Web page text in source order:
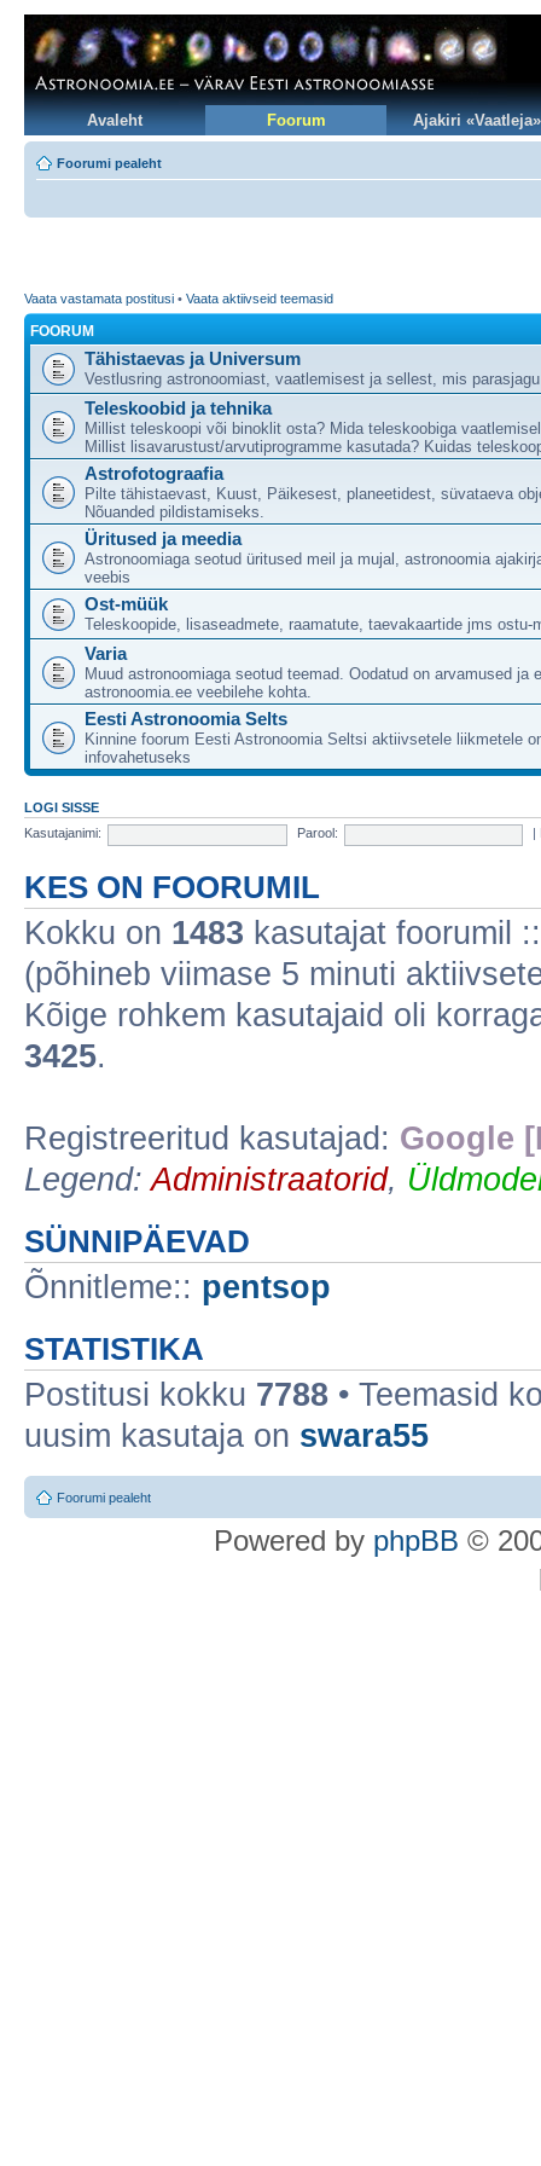
Avaleht Foorum Ajakiri «Vaatleja»
Foorumi pealeht
Vaata vastamata postitusi • Vaata aktiivseid teemasid
FOORUM
Tähistaevas ja Universum
Vestlusring astronoomiast, vaatlemisest ja sellest, mis
Teleskoobid ja tehnika
Millist teleskoopi või binoklit osta? Mida teleskoobiga
Millist lisavarustust/arvutiprogramme kasutada? Kuidas
Astrofotograafia
Pilte tähistaevast, Kuust, Päikesest, planeetidest, süvataeva
Nõuanded pildistamiseks.
Üritused ja meedia
Astronoomiaga seotud üritused meil ja mujal, astronoomia
veebis
Ost-müük
Teleskoopide, lisaseadmete, raamatute, taevakaartide jms ostu-
Varia
Muud astronoomiaga seotud teemad. Oodatud on arvamused ja
astronoomia.ee veebilehe kohta.
Eesti Astronoomia Selts
Kinnine foorum Eesti Astronoomia Seltsi aktiivsetele liikmetele
infovahetuseks
LOGI SISSE
Kasutajanimi:
Parool:
KES ON FOORUMIL
Kokku on 1483 kasutajat foorumil
(põhineb viimase 5 minuti
Kõige rohkem kasutajaid oli
3425.
Registreeritud kasutajad: Google
Legend:Administraatorid,
SÜNNIPÄEVAD
Õnnitleme:: pentsop
STATISTIKA
Postitusi kokku 7788 • Teemasid
uusim kasutaja on swara55
Foorumi pealeht
Powered by phpBB ©